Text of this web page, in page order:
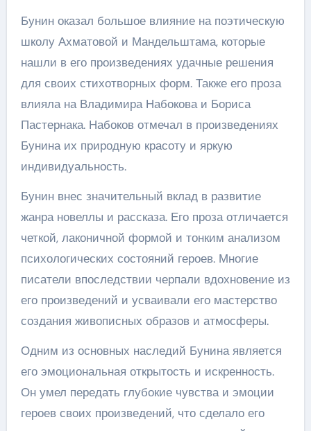
Бунин оказал большое влияние на поэтическую
школу Ахматовой и Мандельштама, которые
нашли в его произведениях удачные решения
для своих стихотворных форм. Также его проза
влияла на Владимира Набокова и Бориса
Пастернака. Набоков отмечал в произведениях
Бунина их природную красоту и яркую
индивидуальность.
Бунин внес значительный вклад в развитие
жанра новеллы и рассказа. Его проза отличается
четкой, лаконичной формой и тонким анализом
психологических состояний героев. Многие
писатели впоследствии черпали вдохновение из
его произведений и усваивали его мастерство
создания живописных образов и атмосферы.
Одним из основных наследий Бунина является
его эмоциональная открытость и искренность.
Он умел передать глубокие чувства и эмоции
героев своих произведений, что сделало его